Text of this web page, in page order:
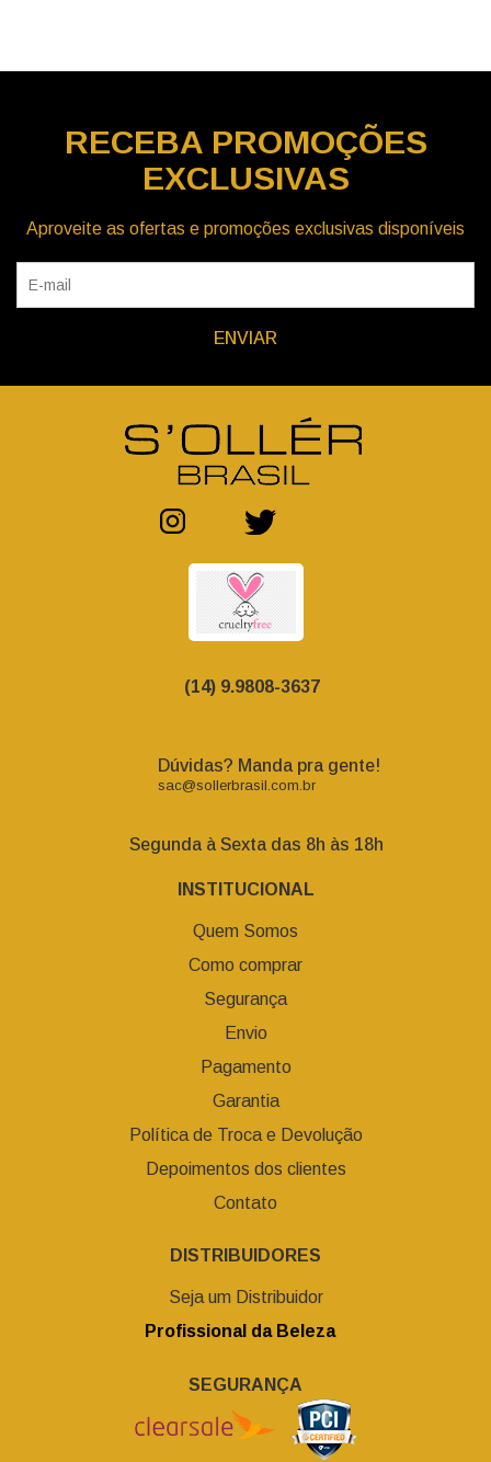
RECEBAPROMOÇÕES
EXCLUSIVAS
Aproveite as ofertas e promoções exclusivas disponíveis
ENVIAR
(14) 9.9808-3637
Dúvidas? Manda pra gente!
sac@sollerbrasil.com.br
Segunda à Sexta das 8h às 18h
INSTITUCIONAL
Quem Somos
Como comprar
Segurança
Envio
Pagamento
Garantia
Política de Troca e Devolução
Depoimentos dos clientes
Contato
DISTRIBUIDORES
Seja um Distribuidor
Profissional da Beleza
SEGURANÇA